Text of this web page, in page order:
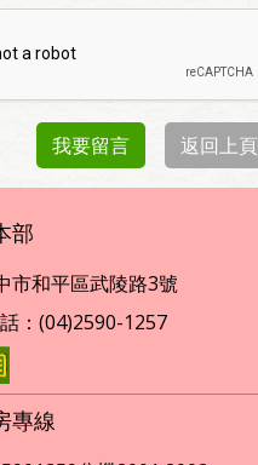
我要留言 返回上頁
部
市和平區武陵路3號
：(04)2590-1257
專線